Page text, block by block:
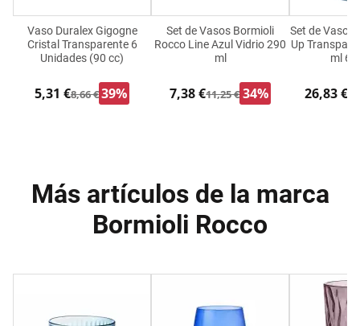
Vaso Duralex Gigogne
Cristal Transparente 6
Unidades (90 cc)
5,31 €8,66 €39%
Set de Vasos Bormioli
Rocco Line Azul Vidrio 290
ml
7,38 €11,25 € 34%
Set de Vasos
Up
ml 6
26,83 €
Más artículos de la marca
Bormioli Rocco